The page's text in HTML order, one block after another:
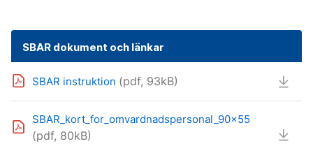
SBAR dokument och länkar
SBAR instruktion (pdf, 93kB)
SBAR_kort_for_omvardnadspersonal_90x55
(pdf, 80kB)